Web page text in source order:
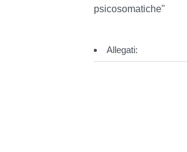
psicosomatiche"
Allegati: